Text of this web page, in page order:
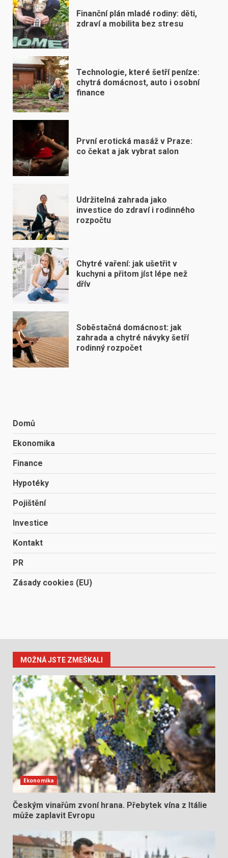
Finanční plán mladé rodiny: děti,
zdraví a mobilita bez stresu
Technologie, které šetří peníze:
chytrá domácnost, auto i osobní
finance
První erotická masáž v Praze:
co čekat a jak vybrat salon
Udržitelná zahrada jako
investice do zdraví i rodinného
rozpočtu
Chytré vaření: jak ušetřit v
kuchyni a přitom jíst lépe než
dřív
Soběstačná domácnost: jak
zahrada a chytré návyky šetří
rodinný rozpočet
Domů
Ekonomika
Finance
Hypotéky
Pojištění
Investice
Kontakt
PR
Zásady cookies (EU)
MOŽNÁ JSTE ZMEŠKALI
Ekonomika
Českým vinařům zvoní hrana. Přebytek vína z Itálie
může zaplavit Evropu